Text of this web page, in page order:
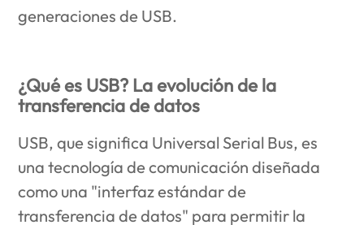
generaciones de USB.
¿Qué es USB? La evolución de la
transferencia de datos
USB, que significa Universal Serial Bus, es
una tecnología de comunicación diseñada
como una "interfaz estándar de
transferencia de datos" para permitir la